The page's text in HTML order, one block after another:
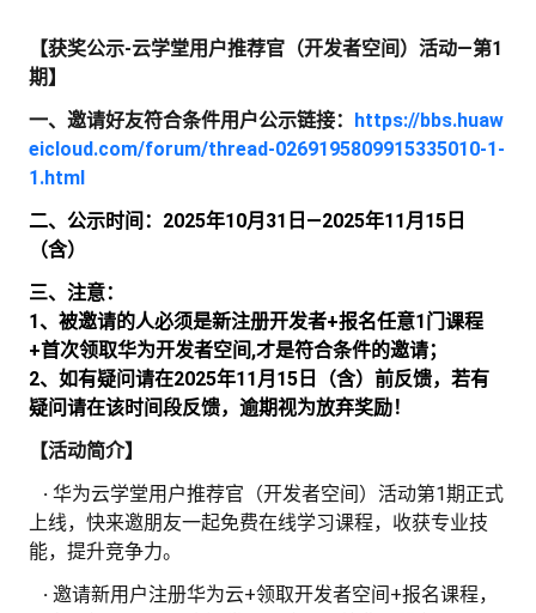
题
习
心
学
路
径
线
课
程
云
实
验
我
的
活
我
的
【获奖公示-云学堂用户推荐官（开发者空间）活动—第1
期】
一、邀请好友符合条件用户公示链接： https://bbs.huaw
eicloud.com/forum/thread-0269195809915335010-1-
1.html
二、公示时间：2025年10月31日—2025年11月15日
（含）
三、注意：
1、被邀请的人必须是新注册开发者+报名任意1门课程
+首次领取华为开发者空间,才是符合条件的邀请；
2、如有疑问请在2025年11月15日（含）前反馈，若有
疑问请在该时间段反馈，逾期视为放弃奖励！
【活动简介】
· 华为云学堂用户推荐官（开发者空间）活动第1期正式
上线，快来邀朋友一起免费在线学习课程，收获专业技
能，提升竞争力。
· 邀请新用户注册华为云+领取开发者空间+报名课程，